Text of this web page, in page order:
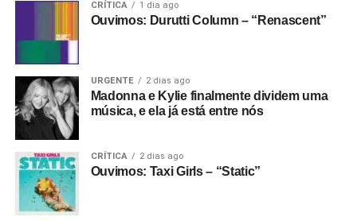
CRÍTICA 1 dia ago
Ouvimos: Durutti Column – “Renascent”
URGENTE 2 dias ago
Madonna e Kylie finalmente dividem uma
música, e ela já está entre nós
CRÍTICA 2 dias ago
Ouvimos: Taxi Girls – “Static”